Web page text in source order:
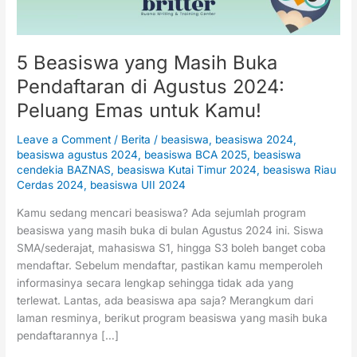
5 Beasiswa yang Masih Buka
Pendaftaran di Agustus 2024:
Peluang Emas untuk Kamu!
Leave a Comment / Berita / beasiswa, beasiswa 2024,
beasiswa agustus 2024, beasiswa BCA 2025, beasiswa
cendekia BAZNAS, beasiswa Kutai Timur 2024, beasiswa Riau
Cerdas 2024, beasiswa UII 2024
Kamu sedang mencari beasiswa? Ada sejumlah program
beasiswa yang masih buka di bulan Agustus 2024 ini. Siswa
SMA/sederajat, mahasiswa S1, hingga S3 boleh banget coba
mendaftar. Sebelum mendaftar, pastikan kamu memperoleh
informasinya secara lengkap sehingga tidak ada yang
terlewat. Lantas, ada beasiswa apa saja? Merangkum dari
laman resminya, berikut program beasiswa yang masih buka
pendaftarannya […]
Emas
untuk
Kamu!